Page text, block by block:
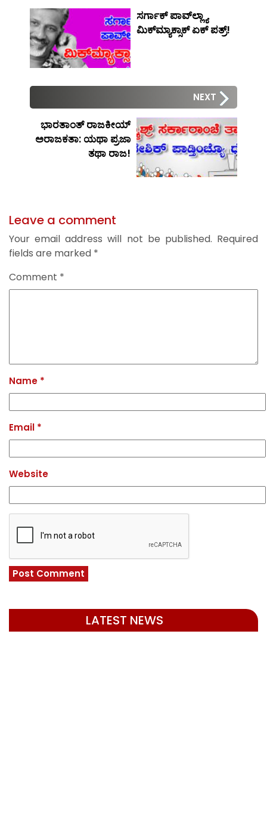
ಸರ್ಗಾಕ್ ಪಾವ್‍ಲ್ಲ್ಯಾ
ಮಿಕ್‍ಮ್ಯಾಕ್ಸಾಕ್ ಏಕ್ ಪತ್ರ್!
NEXT
ಭಾರತಾಂತ್ ರಾಜಕೀಯ್
ಅರಾಜಕತಾ: ಯಥಾ ಪ್ರಜಾ
ತಥಾ ರಾಜ!
Leave a comment
Your email address will not be published. Required
fields are marked *
Comment *
Name *
Email *
Website
LATEST NEWS